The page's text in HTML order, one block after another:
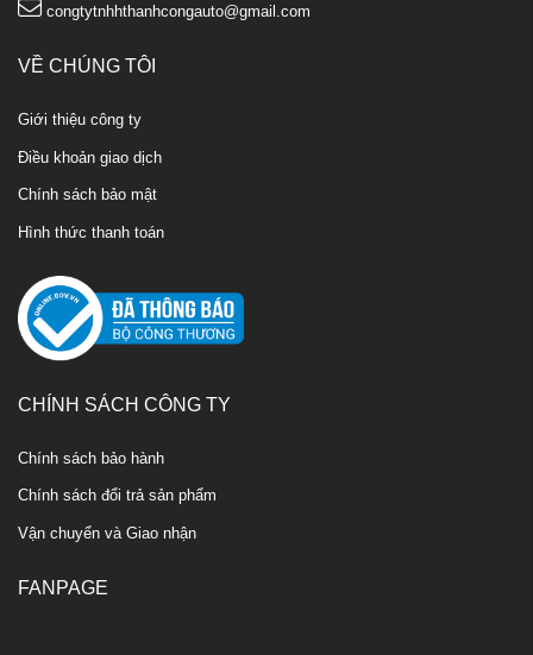
congtytnhhthanhcongauto@gmail.com
VỀ CHÚNG TÔI
Giới thiệu công ty
Điều khoản giao dịch
Chính sách bảo mật
Hình thức thanh toán
CHÍNH SÁCH CÔNG TY
Chính sách bảo hành
Chính sách đổi trả sản phẩm
Vận chuyển và Giao nhận
FANPAGE